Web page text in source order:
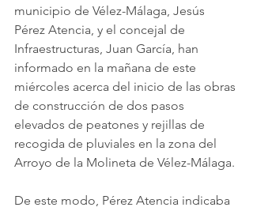
municipio de Vélez-Málaga, Jesús
Pérez Atencia, y el concejal de
Infraestructuras, Juan García, han
informado en la mañana de este
miércoles acerca del inicio de las obras
de construcción de dos pasos
elevados de peatones y rejillas de
recogida de pluviales en la zona del
Arroyo de la Molineta de Vélez-Málaga.
De este modo, Pérez Atencia indicaba